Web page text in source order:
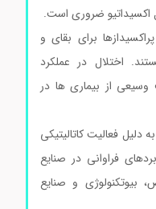
ضروری است.
برای بقای و
اختلال در عملکرد
از بیماری ها در
فعالیت کاتالیتیکی
فراوانی در صنایع
و صنایع